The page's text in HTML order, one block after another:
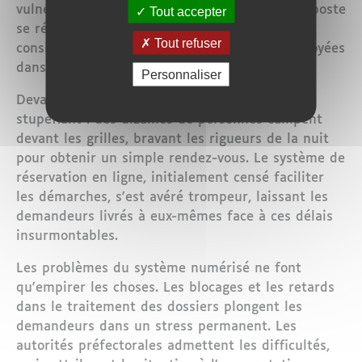
vulnérables. Même l'envoi des dossiers par la poste
se révèle inefficace, ces demandes étant
considérées comme non prioritaires et donc noyées
dans les méandres administratifs.
Devant certaines préfectures, le spectacle est
stupéfiant : des dizaines de personnes campent
devant les grilles, bravant les rigueurs de la nuit
pour obtenir un simple rendez-vous. Le système de
réservation en ligne, initialement censé faciliter
les démarches, s'est avéré trompeur, laissant les
demandeurs livrés à eux-mêmes face à ces délais
insurmontables.
Les problèmes du système numérisé ne font
qu'empirer les choses. Les blocages et les retards
dans le traitement des dossiers plongent les
demandeurs dans un stress permanent. Les
autorités préfectorales admettent les difficultés,
Tout accepter
Tout refuser
Personnaliser